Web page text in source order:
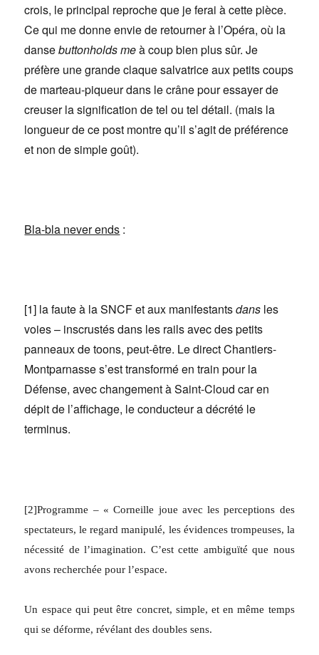
crois, le principal reproche que je ferai à cette pièce.
Ce qui me donne envie de retourner à l’Opéra, où la
dansebuttonholds meà coup bien plus sûr. Je
préfère une grande claque salvatrice aux petits coups
de marteau-piqueur dans le crâne pour essayer de
creuser la signification de tel ou tel détail. (mais la
longueur de ce post montre qu’il s’agit de préférence
et non de simple goût).
Bla-bla never ends :
[1] la faute à la SNCF et aux manifestantsdans les
voies – inscrustés dans les rails avec des petits
panneaux de toons, peut-être. Le direct Chantiers-
Montparnasse s’est transformé en train pour la
Défense, avec changement à Saint-Cloud car en
dépit de l’affichage, le conducteur a décrété le
terminus.
[2]Programme – « Corneille joue avec les perceptions des
spectateurs, le regard manipulé, les évidences trompeuses, la
nécessité de l’imagination. C’est cette ambiguïté que nous
avons recherchée pour l’espace.
Un espace qui peut être concret, simple, et en même temps
qui se déforme, révélant des doubles sens.